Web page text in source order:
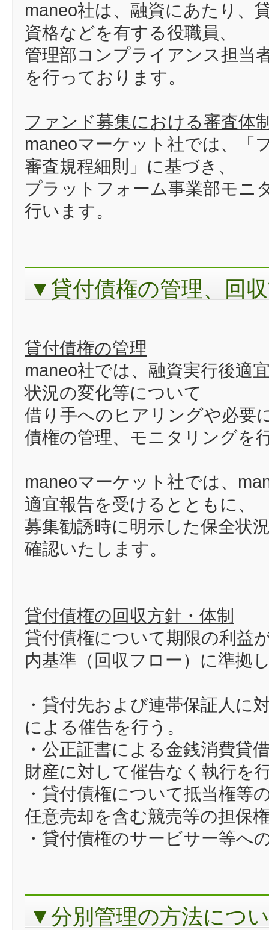
maneo社は、融資にあたり、
資格などを有する役職員、
管理部コンプライアンス担当
を行っております。
ファンド募集における審査体
maneoマーケット社では、「
審査規程細則」に基づき、
プラットフォーム事業部モニ
行います。
▼貸付債権の管理、回
貸付債権の管理
maneo社では、融資実行後適
状況の変化等について
借り手へのヒアリングや必要
債権の管理、モニタリングを
maneoマーケット社では、
適宜報告を受けるとともに、
募集勧誘時に明示した保全状
確認いたします。
貸付債権の回収方針・体制
貸付債権について期限の利益
内基準（回収フロー）に準拠
・貸付先および連帯保証人に
による催告を行う。
・公正証書による金銭消費貸
財産に対して催告なく執行を
・貸付債権について抵当権等
任意売却を含む競売等の担保
・貸付債権のサービサー等へ
▼分別管理の方法につ